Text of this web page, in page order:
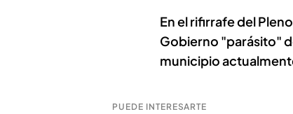
En el rifirrafe del
Gobierno "parásito"
municipio
PUEDE INTERESARTE